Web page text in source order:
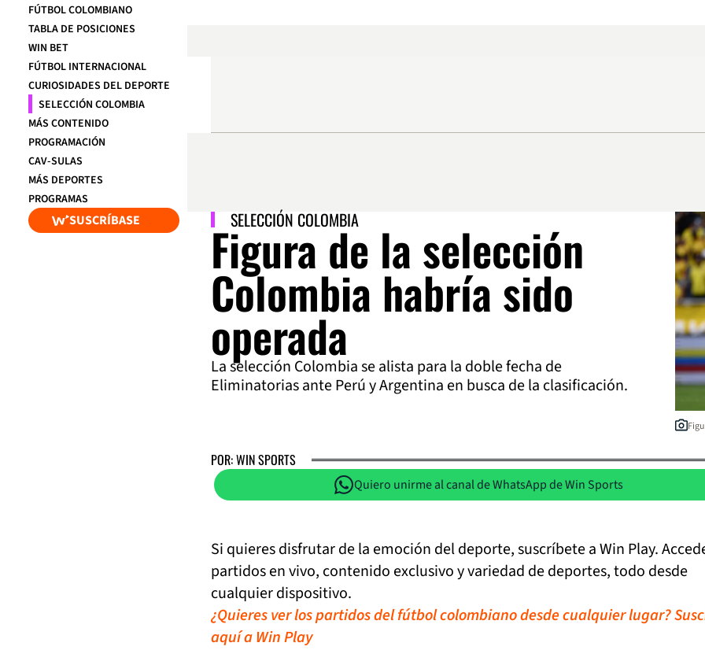
FÚTBOL COLOMBIANO
TABLA DE POSICIONES
WIN BET
FÚTBOL INTERNACIONAL
CURIOSIDADES DEL DEPORTE
SELECCIÓN COLOMBIA
MÁS CONTENIDO
PROGRAMACIÓN
CAV-SULAS
MÁS DEPORTES
PROGRAMAS
SUSCRÍBASE SELECCIÓN COLOMBIA
Figura de la selección
Colombia habría sido
operada
La selección Colombia se alista para la doble fecha de
Eliminatorias ante Perú y Argentina en busca de la clasificación.
POR: WIN SPORTS
Quiero unirme al canal de WhatsApp de Win Sports
Si quieres disfrutar de la emoción del deporte, suscríbete a Win Play.
partidos en vivo, contenido exclusivo y variedad de deportes, todo desde
cualquier dispositivo.
¿Quieres ver los partidos del fútbol colombiano desde cualquier lugar?
aquí a Win Play